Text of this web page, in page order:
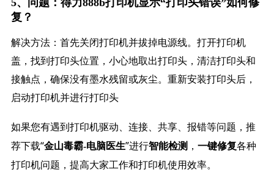
5、问题：得力888b打印机显示“打印头错误”如何修
复？
解决方法：首先关闭打印机并拔掉电源线。打开打印机
盖，找到打印头位置，小心地取出打印头，清洁打印头和
接触点，确保没有墨水残留或灰尘。重新安装打印头后，
启动打印机并进行打印头
如果您有遇到打印机驱动、连接、共享、报错等问题，推
荐下载“金山毒霸-电脑医生”进行智能检测， 一键修复各种
打印机问题，提高大家工作和打印机使用效率。